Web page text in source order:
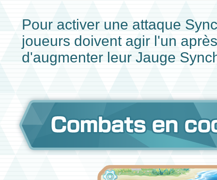
Pour activer une attaque
joueurs doivent agir l'un
d'augmenter leur Jauge